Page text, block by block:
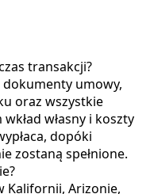
transakcji?
umowy,
oraz wszystkie
własny i koszty
dopóki
zostaną spełnione.
Kalifornii, Arizonie,